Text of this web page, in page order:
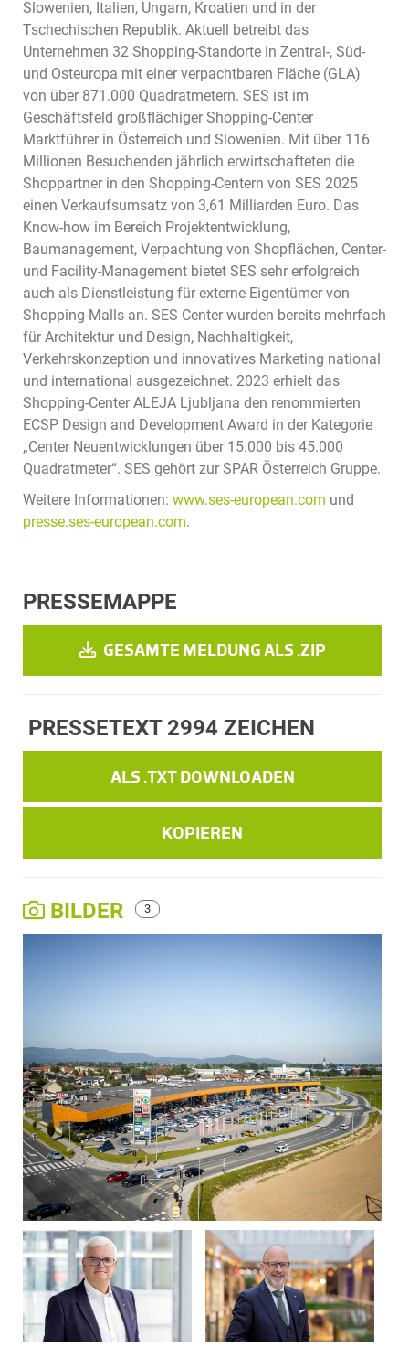
Slowenien, Italien, Ungarn, Kroatien und in der
Tschechischen Republik. Aktuell betreibt das
Unternehmen 32 Shopping-Standorte in Zentral-, Süd-
und Osteuropa mit einer verpachtbaren Fläche (GLA)
von über 871.000 Quadratmetern. SES ist im
Geschäftsfeld großflächiger Shopping-Center
Marktführer in Österreich und Slowenien. Mit über 116
Millionen Besuchenden jährlich erwirtschafteten die
Shoppartner in den Shopping-Centern von SES 2025
einen Verkaufsumsatz von 3,61 Milliarden Euro. Das
Know-how im Bereich Projektentwicklung,
Baumanagement, Verpachtung von Shopflächen, Center-
und Facility-Management bietet SES sehr erfolgreich
auch als Dienstleistung für externe Eigentümer von
Shopping-Malls an. SES Center wurden bereits mehrfach
für Architektur und Design, Nachhaltigkeit,
Verkehrskonzeption und innovatives Marketing national
und international ausgezeichnet. 2023 erhielt das
Shopping-Center ALEJA Ljubljana den renommierten
ECSP Design and Development Award in der Kategorie
„Center Neuentwicklungen über 15.000 bis 45.000
Quadratmeter“. SES gehört zur SPAR Österreich Gruppe.
Weitere Informationen: www.ses-european.com und
presse.ses-european.com.
PRESSEMAPPE
GESAMTE MELDUNG ALS .ZIP
PRESSETEXT 2994 ZEICHEN
ALS .TXT DOWNLOADEN
KOPIEREN
BILDER 3